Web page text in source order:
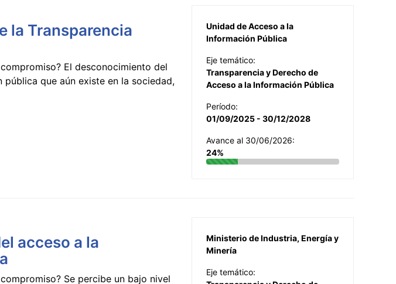
la Transparencia
El desconocimiento del
que aún existe en la sociedad,
Unidad de Acceso a la
Información Pública
Eje temático:
Transparencia y Derecho de
Acceso a la Información Pública
Período:
01/09/2025 - 30/12/2028
Avance al 30/06/2026:
24%
acceso a la
Se percibe un bajo nivel
Ministerio de Industria, Energía y
Minería
Eje temático: